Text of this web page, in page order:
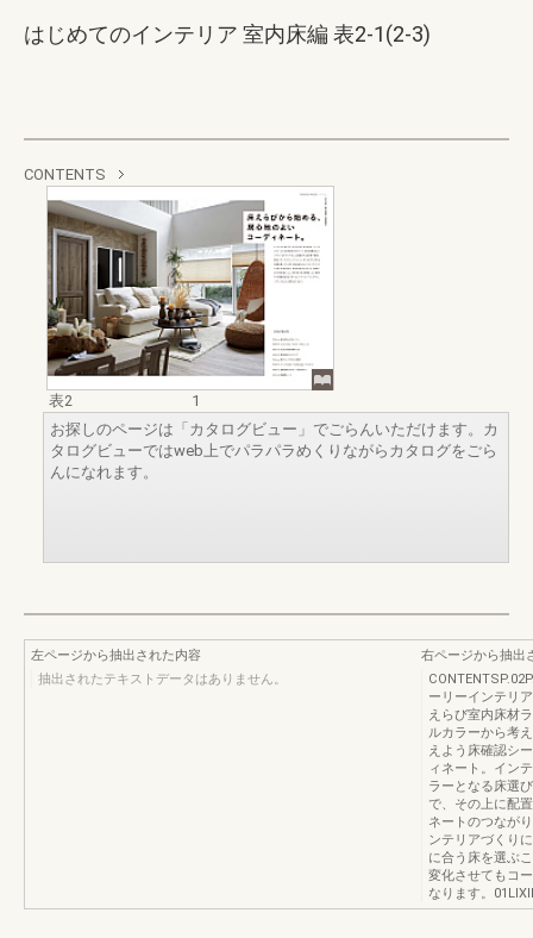
はじめてのインテリア 室内床編 表2-1(2-3)
CONTENTS
表2
1
お探しのページは「カタログビュー」でごらんいただけます。カ
タログビューではweb上でパラパラめくりながらカタログをごら
んになれます。
左ページから抽出された内容
抽出されたテキストデータはありません。
右ページから抽出
ーリーインテリ
えらび室内床材
ルカラーから考
えよう床確認シ
ィネート。イン
ラーとなる床選
で、その上に配
ネートのつなが
ンテリアづくり
に合う床を選ぶ
変化させてもコ
なります。